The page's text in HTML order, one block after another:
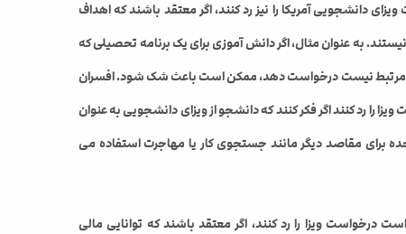
دانشجویی آمریکا را نیز رد کنند، اگر معتقد باشند که اهداف
به عنوان مثال، اگر دانش آموزی برای یک برنامه تحصیلی که
او مرتبط نیست درخواست دهد، ممکن است باعث شک شود. افسران
را رد کنند اگر فکر کنند که دانشجو از ویزای دانشجویی به عنوان
برای مقاصد دیگر مانند جستجوی کار یا مهاجرت استفاده می
درخواست ویزا را رد کنند، اگر معتقد باشند که توانایی مالی